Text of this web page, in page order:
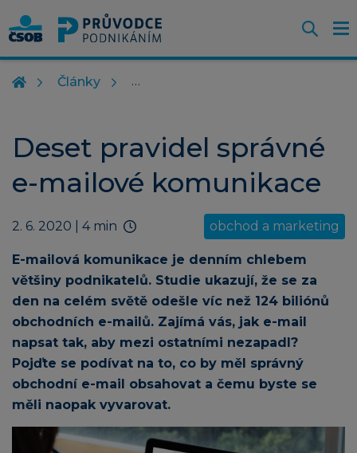
Články
Deset pravidel správné
e-mailové komunikace
2. 6. 2020 | 4 min obchod a marketing
E-mailová komunikace je denním chlebem
většiny podnikatelů. Studie ukazují, že se za
den na celém světě odešle víc než 124 biliónů
obchodních e-mailů. Zajímá vás, jak e-mail
napsat tak, aby mezi ostatními nezapadl?
Pojďte se podívat na to, co by měl správný
obchodní e-mail obsahovat a čemu byste se
měli naopak vyvarovat.